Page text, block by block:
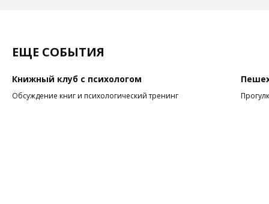
ЕЩЕ СОБЫТИЯ
Книжный клуб с психологом
Обсуждение книг и психологический тренинг